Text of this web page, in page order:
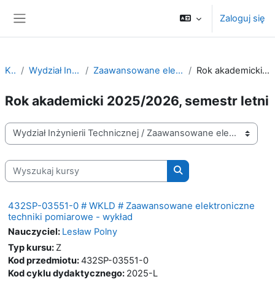
Zaloguj się
Kursy Wydział Inżynierii Technicznej Zaawansowane elektroniczne techniki pomiarowe Rok akademicki 2025/2026, semestr letni
Rok akademicki 2025/2026, semestr letni
Kategorie kursów
Wyszukaj kursy
Wyszukaj kursy
432SP-03551-0 # WKLD # Zaawansowane elektroniczne
techniki pomiarowe - wykład
Nauczyciel: Lesław Polny
Typ kursu: Z
Kod przedmiotu:432SP-03551-0
Kod cyklu dydaktycznego: 2025-L